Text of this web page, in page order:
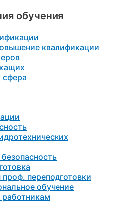
обучения
квалификации
сфера
проф. переподготовки
обучение